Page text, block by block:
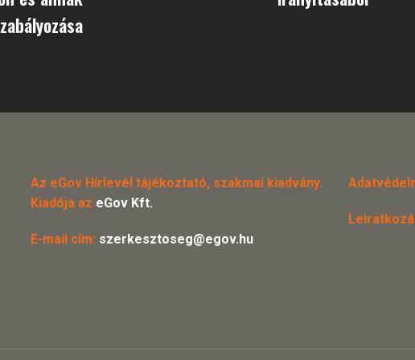
Az eGov Hírlevél tájékoztató, szakmai kiadvány.
Kiadója az eGov Kft.
E-mail cím: szerkesztoseg@egov.hu